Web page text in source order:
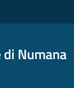
di Numana